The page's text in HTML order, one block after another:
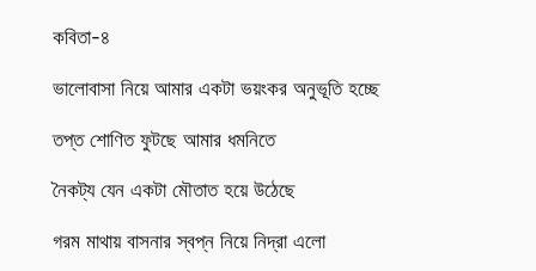
কবিতা-৪
ভালোবাসা নিয়ে আমার একটা ভয়ংকর অনুভূতি হচ্ছে
তপ্ত শোণিত ফুটছে আমার ধমনিতে
নৈকট্য যেন একটা মৌতাত হয়ে উঠেছে
গরম মাথায় বাসনার স্বপ্ন নিয়ে নিদ্রা এলো